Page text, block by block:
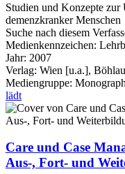
Studien und Konzepte
demenzkranker Menschen
Suche nach diesem
Medienkennzeichen:
Jahr: 2007
Verlag: Wien [u.a.], Böhlau
Mediengruppe:
lädt
Care und Case
Aus-, Fort- und